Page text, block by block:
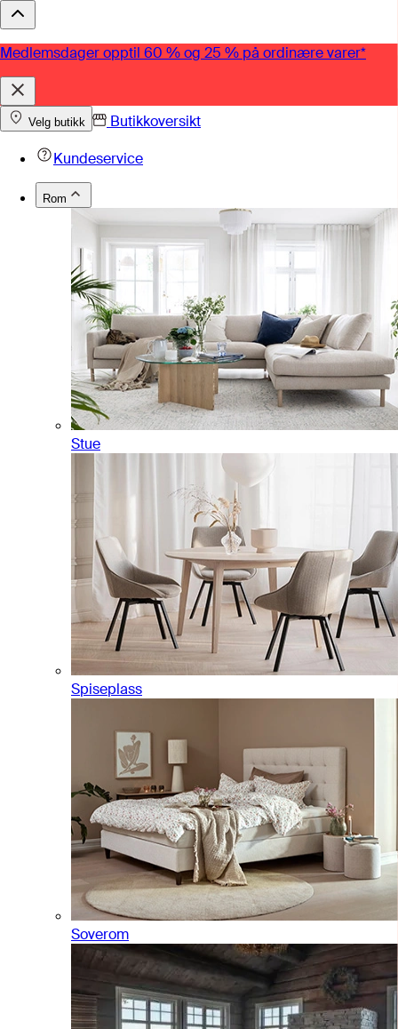
Medlemsdager opptil 60 % og 25 % på ordinære varer*
Velg butikk
Butikkoversikt
Kundeservice
Rom
Stue
Spiseplass
Soverom